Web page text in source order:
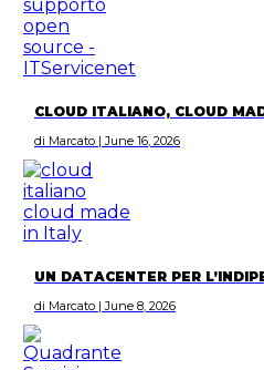
CLOUD ITALIANO, CLOUD
di Marcato | June 16, 2026
UN DATACENTER PER
di Marcato | June 8, 2026